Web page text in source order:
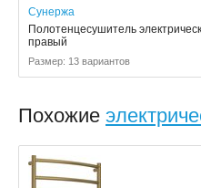
Сунержа
Полотенцесушитель
правый
Размер: 13 вариантов
Похожие